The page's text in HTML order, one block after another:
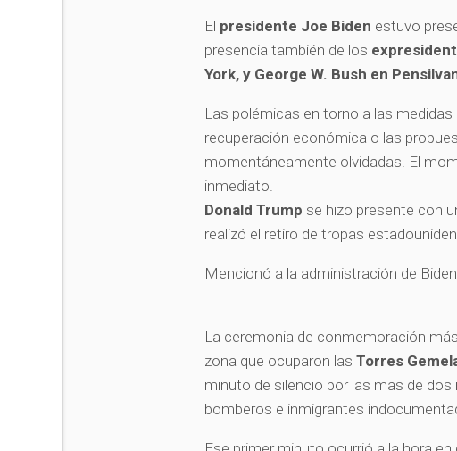
El presidente Joe Biden estuvo
presencia también de los
York, y George W. Bush en
Las polémicas en torno a las
recuperación económica o las
momentáneamente olvidadas. El
inmediato.
Donald Trump se hizo presente con
realizó el retiro de tropas
Mencionó a la administración de
La ceremonia de conmemoración
zona que ocuparon lasTorres
minuto de silencio por las mas de
bomberos e inmigrantes